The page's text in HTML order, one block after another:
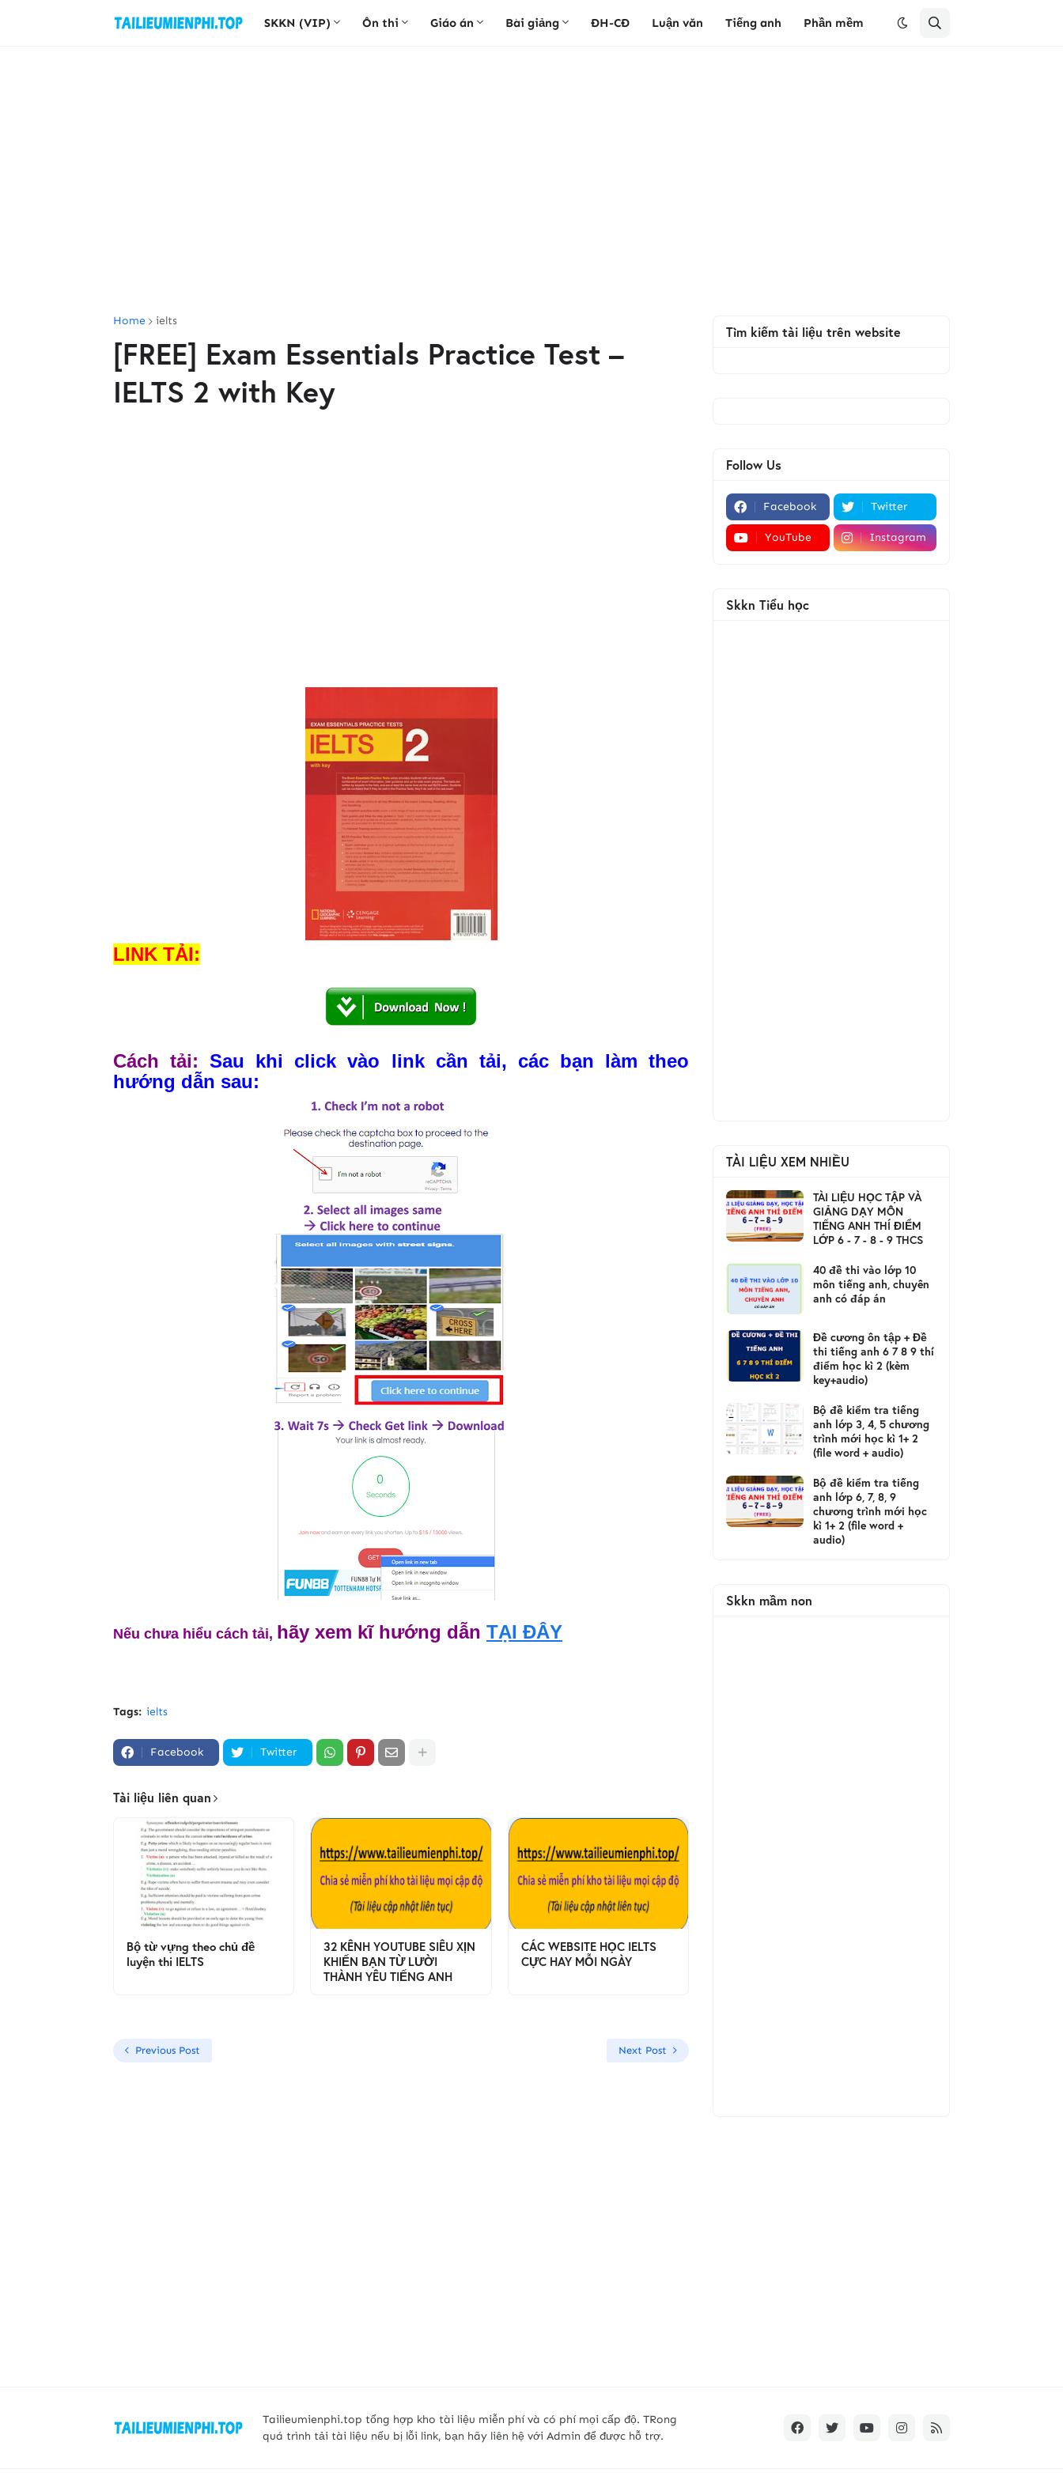
SKKN (VIP) Ôn thi Giáo án Bài giảng ĐH-CĐ Luận văn Tiếng anh Phần mềm
Home ielts
[FREE] Exam Essentials Practice Test –
IELTS 2 with Key
LINK TẢI:
Cách tải:Sau khi click vào link cần tải, các bạn làm theo
hướng dẫn sau:
Nếu chưa hiểu cách tải, hãy xem kĩ hướng dẫn TẠI ĐÂY
Tags: ielts
Facebook Twitter
Tài liệu liên quan
Bộ từ vựng theo chủ đề
luyện thi IELTS
32 KÊNH YOUTUBE SIÊU XỊN
KHIẾN BẠN TỪ LƯỜI
THÀNH YÊU TIẾNG ANH
CÁC WEBSITE HỌC IELTS
CỰC HAY MỖI NGÀY
Previous Post Next Post
Tìm kiếm tài liệu trên website
Follow Us
Facebook Twitter
YouTube Instagram
Skkn Tiểu học
TÀI LIỆU XEM NHIỀU
TÀI LIỆU HỌC TẬP VÀ
GIẢNG DẠY MÔN
TIẾNG ANH THÍ ĐIỂM
LỚP 6 - 7 - 8 - 9 THCS
40 đề thi vào lớp 10
môn tiếng anh, chuyên
anh có đáp án
Đề cương ôn tập + Đề
thi tiếng anh 6 7 8 9 thí
điểm học kì 2 (kèm
key+audio)
Bộ đề kiểm tra tiếng
anh lớp 3, 4, 5 chương
trình mới học kì 1+ 2
(file word + audio)
Bộ đề kiểm tra tiếng
anh lớp 6, 7, 8, 9
chương trình mới học
kì 1+ 2 (file word +
audio)
Skkn mầm non
Tailieumienphi.top tổng hợp kho tài liệu miễn phí và có phí mọi cấp độ. TRong
quá trình tải tài liệu nếu bị lỗi link, bạn hãy liên hệ với Admin để được hỗ trợ.